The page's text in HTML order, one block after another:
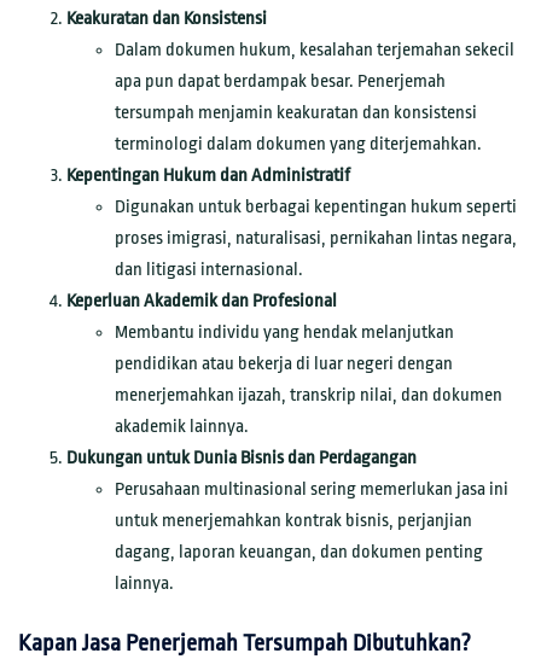
Keakuratan dan Konsistensi
Dalam dokumen hukum, kesalahan terjemahan sekecil
apa pun dapat berdampak besar. Penerjemah
tersumpah menjamin keakuratan dan konsistensi
terminologi dalam dokumen yang diterjemahkan.
Kepentingan Hukum dan Administratif
Digunakan untuk berbagai kepentingan hukum seperti
proses imigrasi, naturalisasi, pernikahan lintas negara,
dan litigasi internasional.
Keperluan Akademik dan Profesional
Membantu individu yang hendak melanjutkan
pendidikan atau bekerja di luar negeri dengan
menerjemahkan ijazah, transkrip nilai, dan dokumen
akademik lainnya.
Dukungan untuk Dunia Bisnis dan Perdagangan
Perusahaan multinasional sering memerlukan jasa ini
untuk menerjemahkan kontrak bisnis, perjanjian
dagang, laporan keuangan, dan dokumen penting
lainnya.
Kapan Jasa Penerjemah Tersumpah Dibutuhkan?